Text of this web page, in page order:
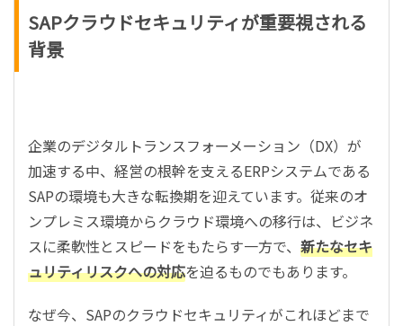
SAPクラウドセキュリティが重要視される
背景
企業のデジタルトランスフォーメーション（DX）が
加速する中、経営の根幹を支えるERPシステムである
SAPの環境も大きな転換期を迎えています。従来のオ
ンプレミス環境からクラウド環境への移行は、ビジネ
スに柔軟性とスピードをもたらす一方で、 新たなセキ
ュリティリスクへの対応を迫るものでもあります。
なぜ今、SAPのクラウドセキュリティがこれほどまで